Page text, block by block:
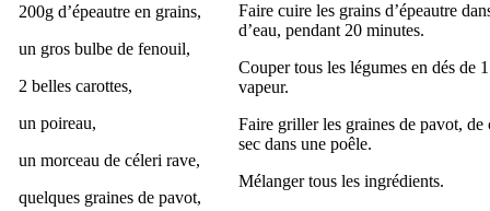
200g d’épeautre en grains,
un gros bulbe de fenouil,
2 belles carottes,
un poireau,
un morceau de céleri rave,
quelques graines de pavot,
Faire cuire les grains d’épeautre
d’eau, pendant 20 minutes.
Couper tous les légumes en dés de
vapeur.
Faire griller les graines de pavot, de
sec dans une poêle.
Mélanger tous les ingrédients.